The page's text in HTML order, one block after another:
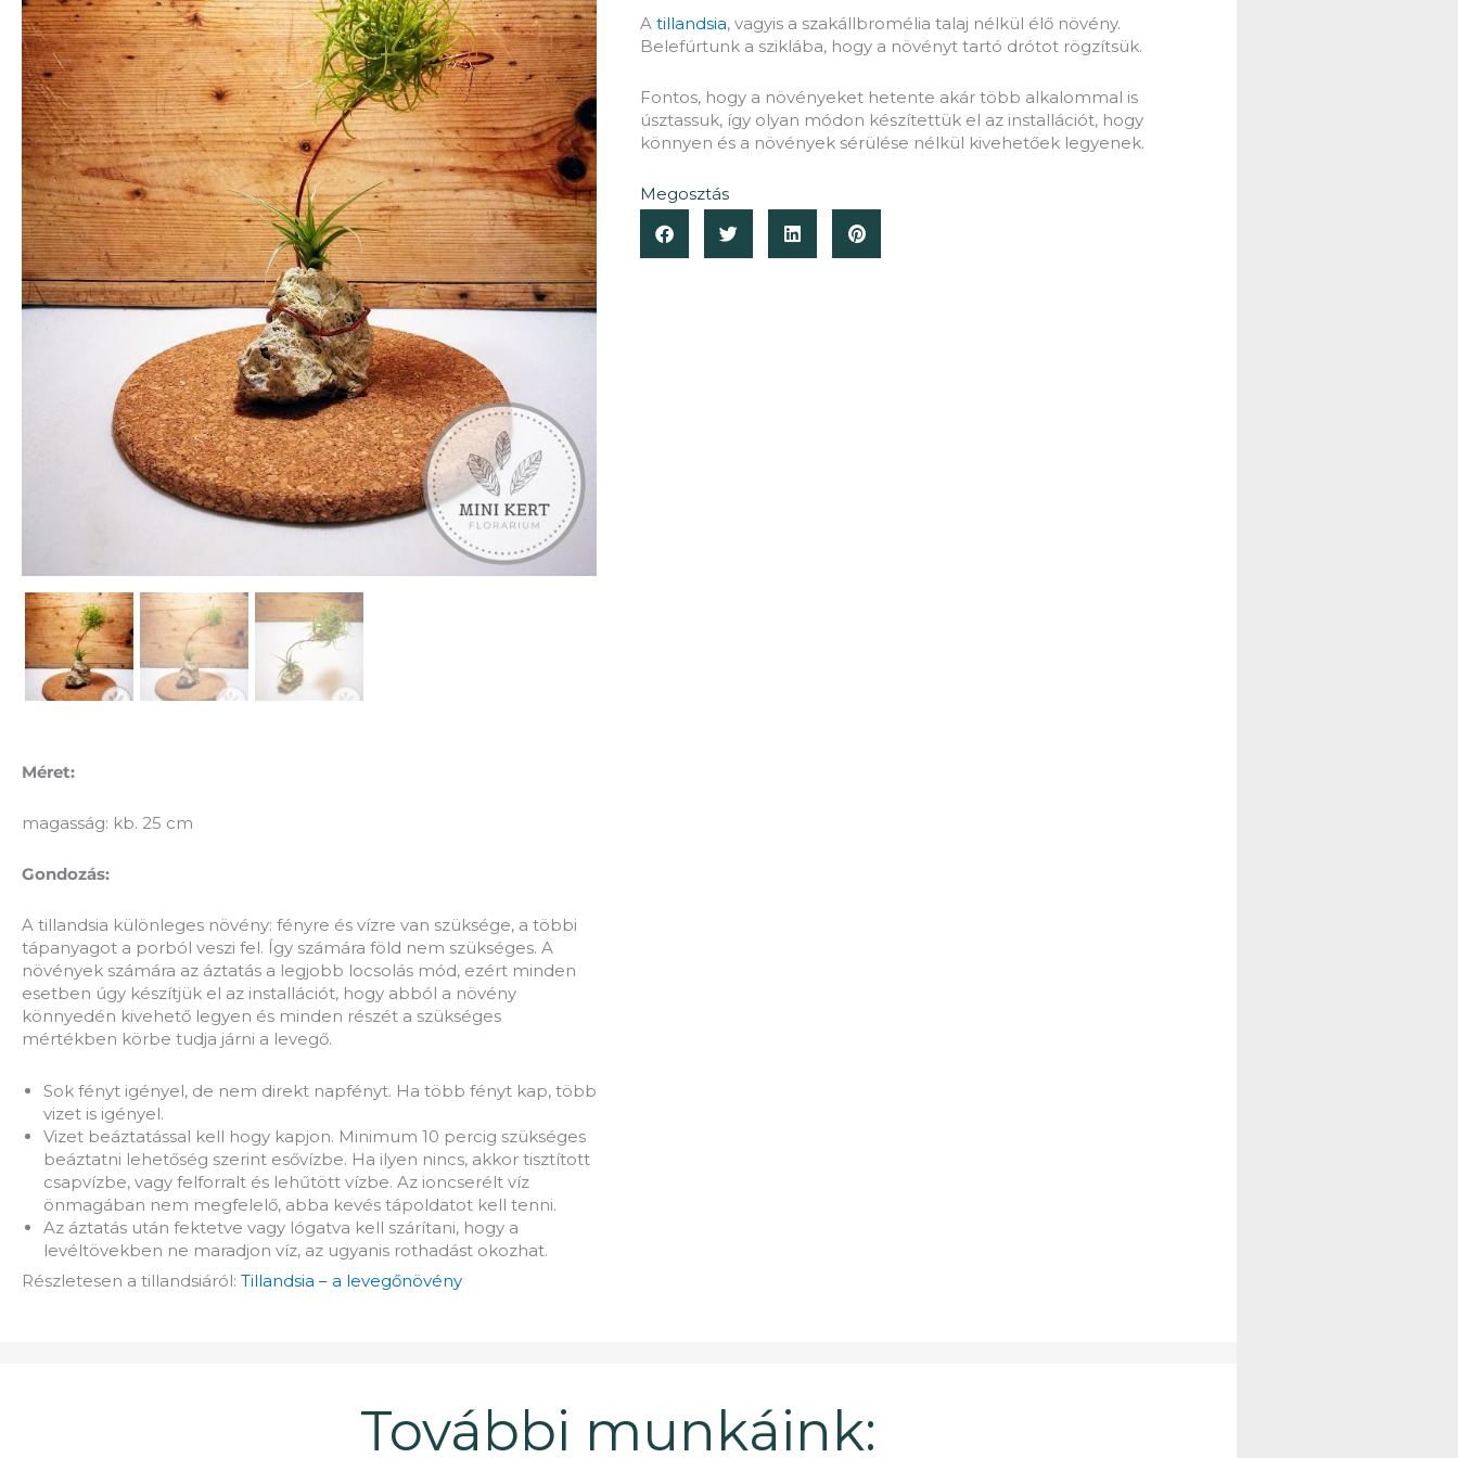
Méret:
magasság: kb. 25 cm
Gondozás:
A tillandsia különleges növény: fényre és vízre van szüksége, a többi
tápanyagot a porból veszi fel. Így számára föld nem szükséges. A
növények számára az áztatás a legjobb locsolás mód, ezért minden
esetben úgy készítjük el az installációt, hogy abból a növény
könnyedén kivehető legyen és minden részét a szükséges
mértékben körbe tudja járni a levegő.
Sok fényt igényel, de nem direkt napfényt. Ha több fényt kap, több
vizet is igényel.
Vizet beáztatással kell hogy kapjon. Minimum 10 percig szükséges
beáztatni lehetőség szerint esővízbe. Ha ilyen nincs, akkor tisztított
csapvízbe, vagy felforralt és lehűtött vízbe. Az ioncserélt víz
önmagában nem megfelelő, abba kevés tápoldatot kell tenni.
Az áztatás után fektetve vagy lógatva kell szárítani, hogy a
levéltövekben ne maradjon víz, az ugyanis rothadást okozhat.
Részletesen a tillandsiáról: Tillandsia – a levegőnövény
A tillandsia, vagyis a szakállbromélia talaj nélkül élő növény.
Belefúrtunk a sziklába, hogy a növényt tartó drótot rögzítsük.
Fontos, hogy a növényeket hetente akár több alkalommal is
úsztassuk, így olyan módon készítettük el az installációt, hogy
könnyen és a növények sérülése nélkül kivehetőek legyenek.
Megosztás
További munkáink: